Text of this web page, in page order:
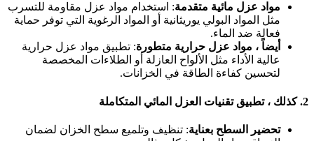
مواد عزل مائية متقدمة: استخدام مواد عزل مقاومة للتسرب
مثل المواد البولي يوريثانية أو المواد الرغوية التي توفر حماية
فعالة ضد الماء.
أيضاً ، مواد عزل حرارية متطورة: تطبيق مواد عزل حرارية
عالية الأداء مثل الألواح العازلة أو الطلاءات المخصصة
لتحسين كفاءة الطاقة في الخزانات.
2. كذلك ، تطبيق تقنيات العزل المائي المتكاملة
تحضير السطح بعناية: تنظيف وتلميع سطح الخزان لضمان